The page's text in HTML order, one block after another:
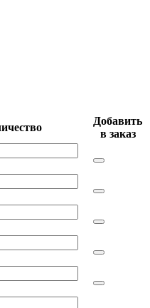
Добавить
в заказ